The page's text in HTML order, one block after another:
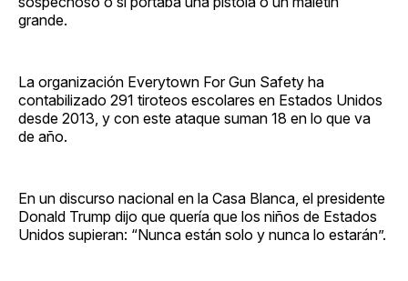
grande.
La organización Everytown For Gun Safety ha
contabilizado 291 tiroteos escolares en Estados Unidos
desde 2013, y con este ataque suman 18 en lo que va
de año.
En un discurso nacional en la Casa Blanca, el presidente
Donald Trump dijo que quería que los niños de Estados
Unidos supieran: “Nunca están solo y nunca lo estarán”.